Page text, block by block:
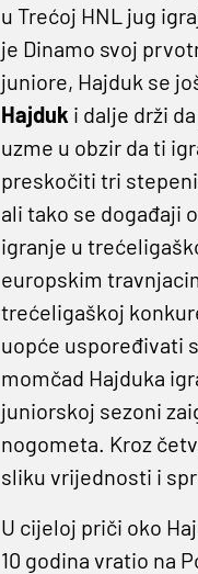
u Trećoj HNL jug
je Dinamo svoj
juniore, Hajduk se
Hajduk i dalje drži
uzme u obzir da ti
preskočiti tri
ali tako se događaji
igranje u
europskim
trećeligaškoj
uopće uspoređivati
momčad Hajduka
juniorskoj sezoni
nogometa. Kroz
sliku vrijednosti i
U cijeloj priči oko
10 godina vratio na